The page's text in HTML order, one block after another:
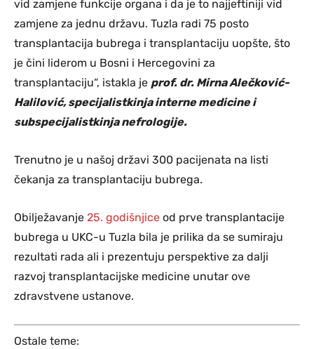
vid zamjene funkcije organa i da je to najjeftiniji vid
zamjene za jednu državu. Tuzla radi 75 posto
transplantacija bubrega i transplantaciju uopšte, što
je čini liderom u Bosni i Hercegovini za
transplantaciju“, istakla je prof. dr. Mirna Alečković-
Halilović, specijalistkinja interne medicine i
subspecijalistkinja nefrologije.
Trenutno je u našoj državi 300 pacijenata na listi
čekanja za transplantaciju bubrega.
Obilježavanje 25. godišnjice od prve transplantacije
bubrega u UKC-u Tuzla bila je prilika da se sumiraju
rezultati rada ali i prezentuju perspektive za dalji
razvoj transplantacijske medicine unutar ove
zdravstvene ustanove.
Ostale teme: